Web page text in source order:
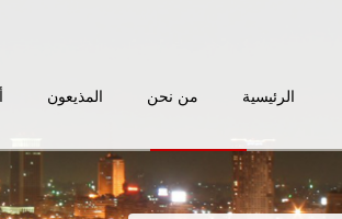
الرئيسية من نحن المذيعون